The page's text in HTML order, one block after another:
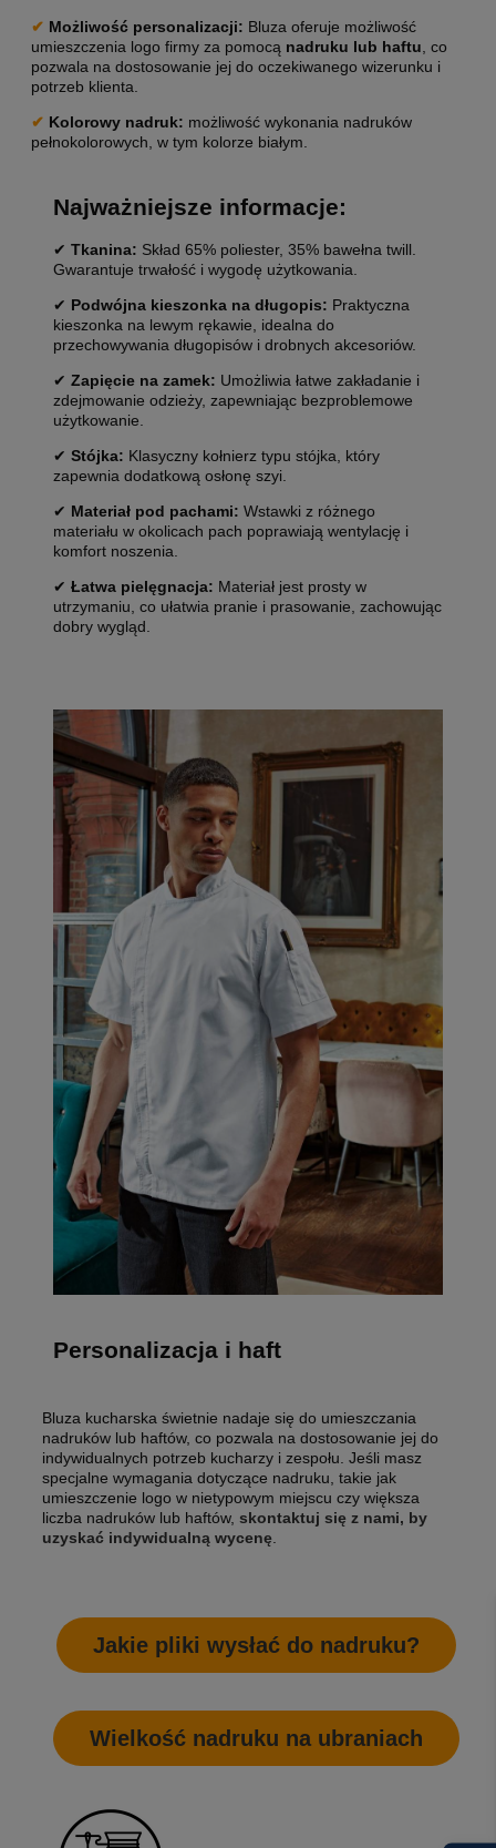
✔ Możliwość personalizacji: Bluza oferuje możliwość
umieszczenia logo firmy za pomocą nadruku lub haftu , co
pozwala na dostosowanie jej do oczekiwanego wizerunku i
potrzeb klienta.
✔ Kolorowy nadruk: możliwość wykonania nadruków
pełnokolorowych, w tym kolorze białym.
Najważniejsze informacje:
✔ Tkanina: Skład 65% poliester, 35% bawełna twill.
Gwarantuje trwałość i wygodę użytkowania.
✔ Podwójna kieszonka na długopis: Praktyczna
kieszonka na lewym rękawie, idealna do
przechowywania długopisów i drobnych akcesoriów.
✔ Zapięcie na zamek: Umożliwia łatwe zakładanie i
zdejmowanie odzieży, zapewniając bezproblemowe
użytkowanie.
✔ Stójka: Klasyczny kołnierz typu stójka, który
zapewnia dodatkową osłonę szyi.
✔ Materiał pod pachami: Wstawki z różnego
materiału w okolicach pach poprawiają wentylację i
komfort noszenia.
✔ Łatwa pielęgnacja: Materiał jest prosty w
utrzymaniu, co ułatwia pranie i prasowanie, zachowując
dobry wygląd.
Personalizacja i haft
Bluza kucharska świetnie nadaje się do umieszczania
nadruków lub haftów, co pozwala na dostosowanie jej do
indywidualnych potrzeb kucharzy i zespołu. Jeśli masz
specjalne wymagania dotyczące nadruku, takie jak
umieszczenie logo w nietypowym miejscu czy większa
liczba nadruków lub haftów, skontaktuj się z nami, by
uzyskać indywidualną wycenę
Jakie pliki wysłać do nadruku?
Wielkość nadruku na ubraniach